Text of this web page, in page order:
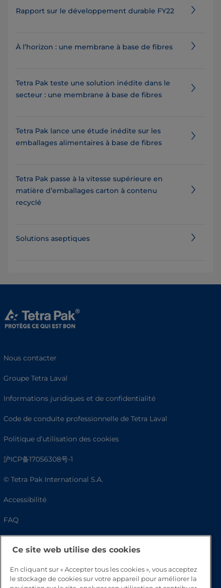
Rapport sur le développement durable FY22
À l’horizon : une membrane à base de fibres
Tetra Pak teste une solution inédite dans le
secteur : une membrane à base de fibres
Tetra Pak lance une étude inédite sur les
emballages alimentaires à base de fibres
Tetra Pak passe à la vitesse supérieure en
matière d’emballages carton à contenu
recyclé
Solutions aseptiques
Nous contacter
Groupe Tetra Laval
Informations juridiques et de confidentialité
Code de conduite professionnelle de Tetra Laval
Politique d’utilisation des cookies
沪ICP备17056308号-1
© Tetra Pak International S.A.
Accessibilité
FAQ
Ce site web utilise des cookies
En cliquant sur « Accepter tous les cookies », vous acceptez
le stockage de cookies sur votre appareil pour améliorer la